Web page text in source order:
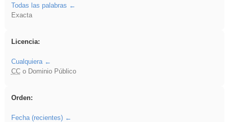
Todas las palabras
Exacta
Licencia:
Cualquiera
CCo Dominio Público
Orden:
Fecha (recientes)